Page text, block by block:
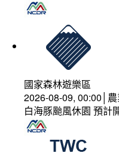
國家森林遊樂區
2026-08-09, 00:00│
白海豚颱風休園 預計